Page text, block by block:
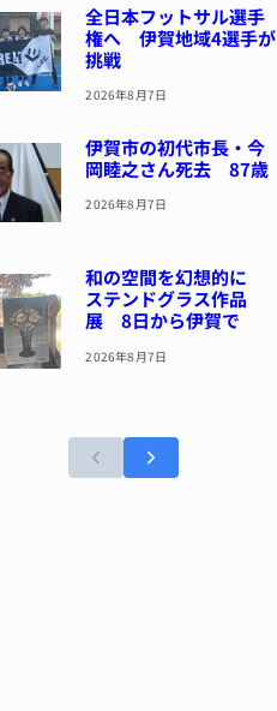
全日本フットサル選手
権へ 伊賀地域4選手が
挑戦
2026年8月7日
伊賀市の初代市長・今
岡睦之さん死去 87歳
2026年8月7日
和の空間を幻想的に
ステンドグラス作品
展 8日から伊賀で
2026年8月7日